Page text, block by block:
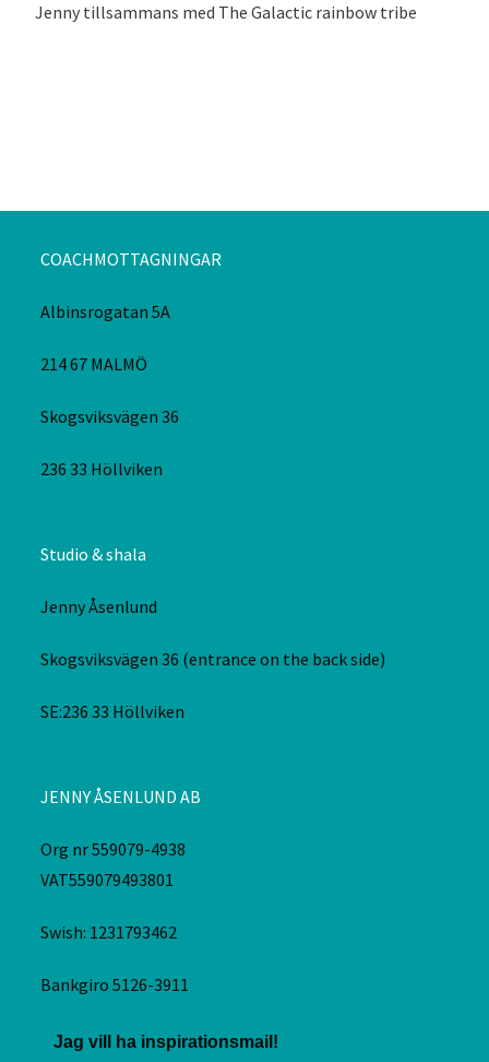
Jenny tillsammans med The Galactic rainbow tribe
COACHMOTTAGNINGAR
Albinsrogatan 5A
214 67 MALMÖ
Skogsviksvägen 36
236 33 Höllviken
Studio & shala
Jenny Åsenlund
Skogsviksvägen 36 (entrance on the back side)
SE:236 33 Höllviken
JENNY ÅSENLUND AB
Org nr 559079-4938
VAT559079493801
Swish: 1231793462
Bankgiro 5126-3911
Jag vill ha inspirationsmail!